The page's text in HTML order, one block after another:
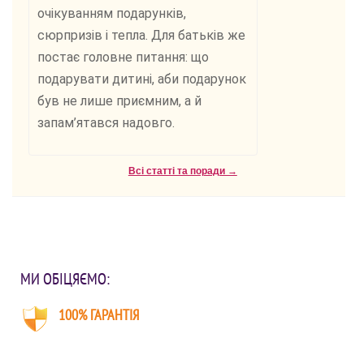
очікуванням подарунків,
сюрпризів і тепла. Для батьків же
постає головне питання: що
подарувати дитині, аби подарунок
був не лише приємним, а й
запам’ятався надовго.
Всі статті та поради →
МИ ОБІЦЯЄМО:
100% ГАРАНТІЯ